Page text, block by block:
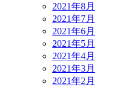
2021年8月
2021年7月
2021年6月
2021年5月
2021年4月
2021年3月
2021年2月